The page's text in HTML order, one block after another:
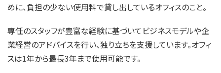
めに、負担の少ない使用料で貸し出しているオフィスのこと。
専任のスタッフが豊富な経験に基づいてビジネスモデルや企
業経営のアドバイスを行い、独り立ちを支援しています。オフィ
スは1年から最長3年まで使用可能です。